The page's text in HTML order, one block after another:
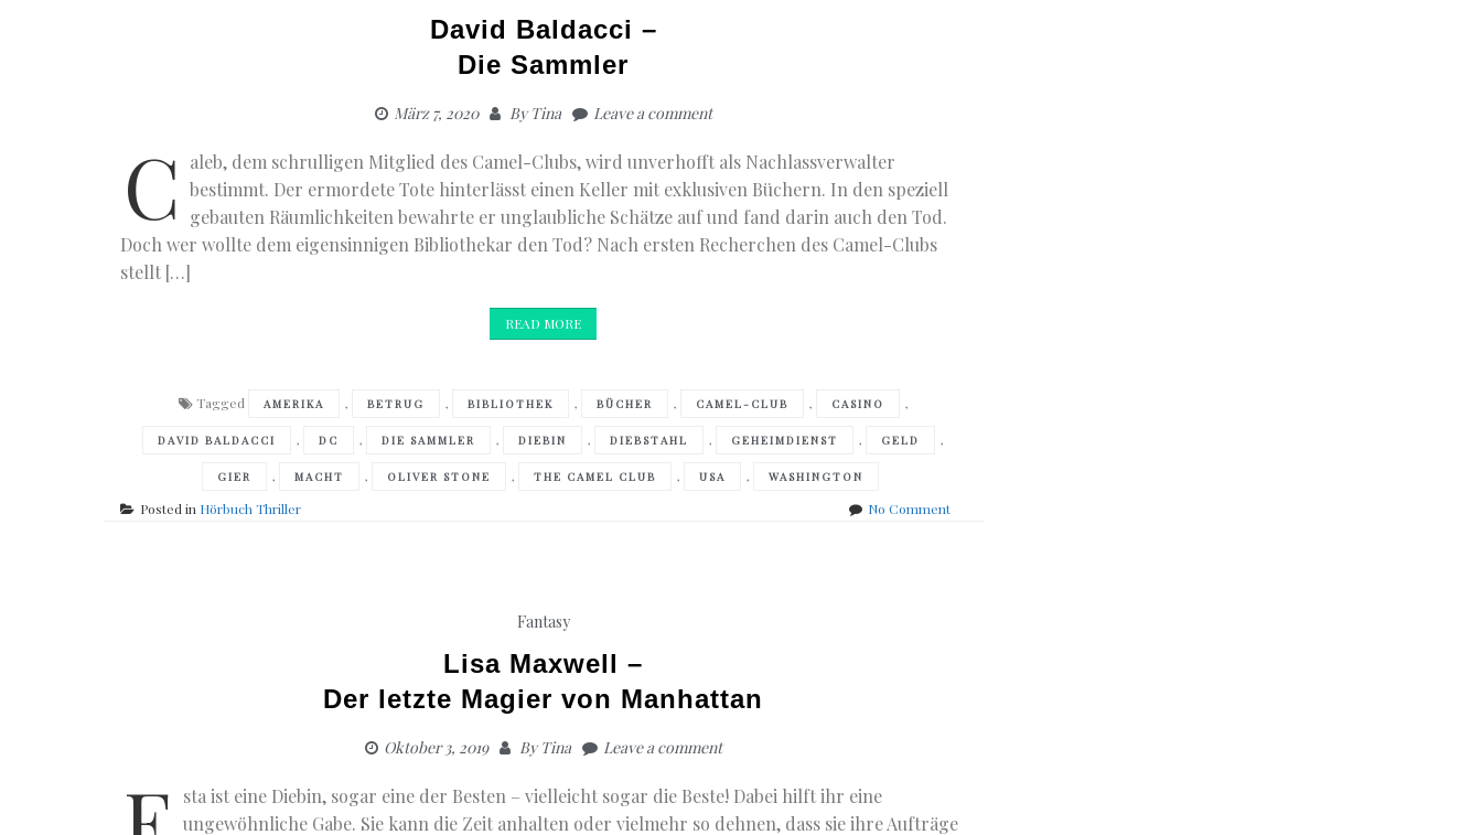
David Baldacci –
Die Sammler
März 7, 2020 ByTina Leave a comment
C
aleb, dem schrulligen Mitglied des Camel-Clubs, wird unverhofft als Nachlassverwalter
bestimmt. Der ermordete Tote hinterlässt einen Keller mit exklusiven Büchern. In den speziell
gebauten Räumlichkeiten bewahrte er unglaubliche Schätze auf und fand darin auch den Tod.
Doch wer wollte dem eigensinnigen Bibliothekar den Tod? Nach ersten Recherchen des Camel-Clubs
stellt […]
READ MORE
Tagged AMERIKA , BETRUG , BIBLIOTHEK , BÜCHER , CAMEL-CLUB , CASINO ,
DAVID BALDACCI , DC , DIE SAMMLER , DIEBIN , DIEBSTAHL , GEHEIMDIENST , GELD ,
GIER , MACHT , OLIVER STONE , THE CAMEL CLUB , USA , WASHINGTON
Posted in Hörbuch Thriller No Commenton
Fantasy
Lisa Maxwell –
Der letzte Magier von Manhattan
Oktober 3, 2019 ByTina Leave a comment
sta ist eine Diebin, sogar eine der Besten – vielleicht sogar die Beste! Dabei hilft ihr eine
ungewöhnliche Gabe. Sie kann die Zeit anhalten oder vielmehr so dehnen, dass sie ihre Aufträge